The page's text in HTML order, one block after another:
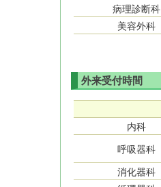
病理診断科
美容外科
外来受付時間
内科
呼吸器科
消化器科